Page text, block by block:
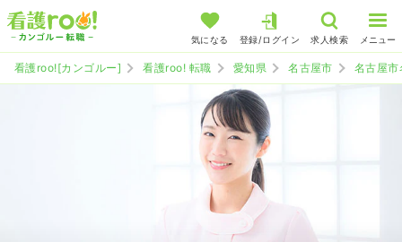
気になる 登録/ログイン 求人検索 メニュー
看護roo![カンゴルー] 看護roo! 転職 愛知県 名古屋市 名古屋市